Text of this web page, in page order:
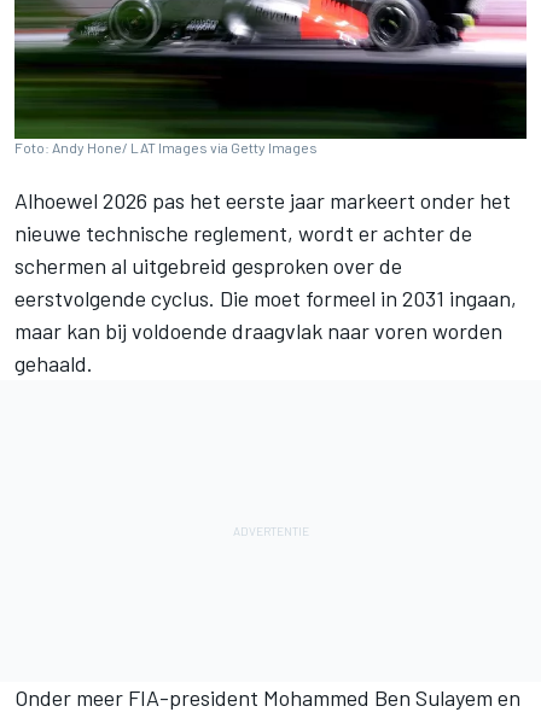
Foto: Andy Hone/ LAT Images via Getty Images
Alhoewel 2026 pas het eerste jaar markeert onder het
nieuwe technische reglement, wordt er achter de
schermen al uitgebreid gesproken over de
eerstvolgende cyclus. Die moet formeel in 2031 ingaan,
maar kan bij voldoende draagvlak naar voren worden
gehaald.
Onder meer FIA-president Mohammed Ben Sulayem en